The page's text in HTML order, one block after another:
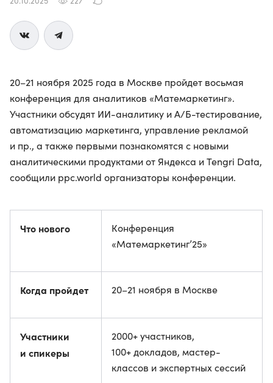
20–21 ноября 2025 года в Москве пройдет восьмая
конференция для аналитиков «Матемаркетинг».
Участники обсудят ИИ-аналитику и А/Б-тестирование,
автоматизацию маркетинга, управление рекламой
и пр., а также первыми познакомятся с новыми
аналитическими продуктами от Яндекса и Tengri Data,
сообщили ppc.world организаторы конференции.
Что нового
Конференция
«Матемаркетинг’25»
Когда пройдет 20–21 ноября в Москве
Участники
и спикеры
2000+ участников,
100+ докладов, мастер-
классов и экспертных сессий